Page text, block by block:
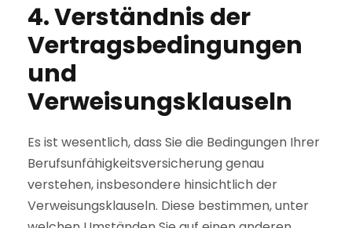
4. Verständnis der
Vertragsbedingungen
und
Verweisungsklauseln
Es ist wesentlich, dass Sie die Bedingungen Ihrer
Berufsunfähigkeitsversicherung genau
verstehen, insbesondere hinsichtlich der
Verweisungsklauseln. Diese bestimmen, unter